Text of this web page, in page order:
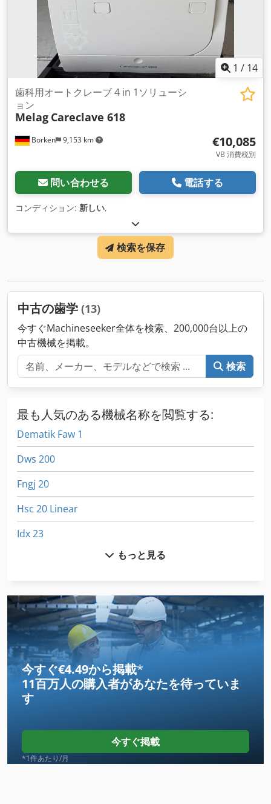
1 / 14
Borken 9,153 km
歯科用オートクレーブ 4 in 1ソリューシ
ョン
Melag Careclave 618
€10,085
VB 消費税別
問い合わせる 電話する
コンディション: 新しい,
検索を保存
中古の歯学 (13)
今すぐMachineseeker全体を検索、200,000台以上の
中古機械を掲載。
検索
最も人気のある機械名称を閲覧する:
Dematik Faw 1
Dws 200
Fngj 20
Hsc 20 Linear
Idx 23
Ls 703
Meh 5 2 1 8 B
Ng 200
Tak 18
その他
その他 の アクセサリー
フォーク リフトの歯
もっと見る
今すぐ€4.49から掲載*
11百万人の購入者があなたを待っていま
す
今すぐ掲載
*1件あたり/月